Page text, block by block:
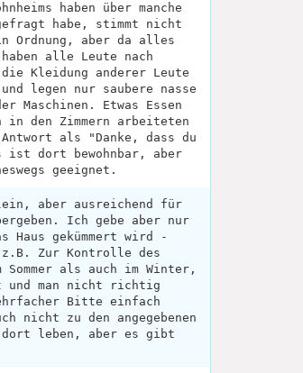
haben über manche
habe, stimmt nicht
Ordnung, aber da alles
haben alle Leute nach
Kleidung anderer Leute
legen nur saubere nasse
Maschinen. Etwas Essen
den Zimmern arbeiteten
als "Danke, dass du
ist dort bewohnbar, aber
geeignet.
aber ausreichend für
Ich gebe aber nur
gekümmert wird -
z.B. Zur Kontrolle des
Sommer als auch im Winter,
und man nicht richtig
Bitte einfach
nicht zu den angegebenen
dort leben, aber es gibt